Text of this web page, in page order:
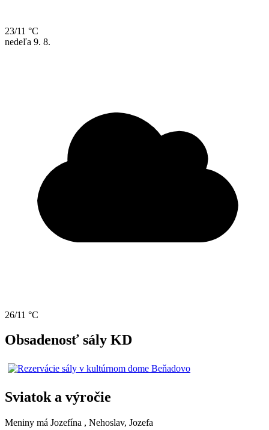
23/11 °C
nedeľa 9. 8.
26/11 °C
Obsadenosť sály KD
Sviatok a výročie
Meniny má Jozefína , Nehoslav, Jozefa